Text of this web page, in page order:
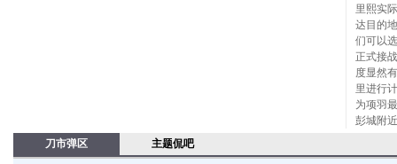
里熙实
达目的
们可以
正式接
度显然
里进行
为项羽
彭城附
刀市弹区
主题侃吧